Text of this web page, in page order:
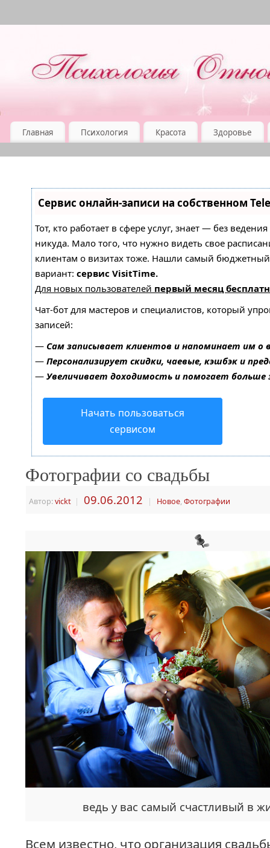
Главная Психология Красота Здоровье
Сервис онлайн-записи на собственном
Тот, кто работает в сфере услуг, знает — без
никуда. Мало того, что нужно видеть свое
клиентам о визитах тоже. Нашли самый
вариант: сервис VisitTime.
Для новых пользователей первый месяц
Чат-бот для мастеров и специалистов, который
записей:
— Сам записывает клиентов и напоминает им о
— Персонализирует скидки, чаевые, кэшбэк и
— Увеличивает доходимость и помогает
Начать пользоваться
сервисом
Фотографии со свадьбы
Автор:vickt | 09.06.2012 | Новое, Фотографии
ведь у вас самый счастливый в
Всем известно, что организация